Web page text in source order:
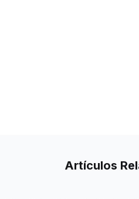
Artículos